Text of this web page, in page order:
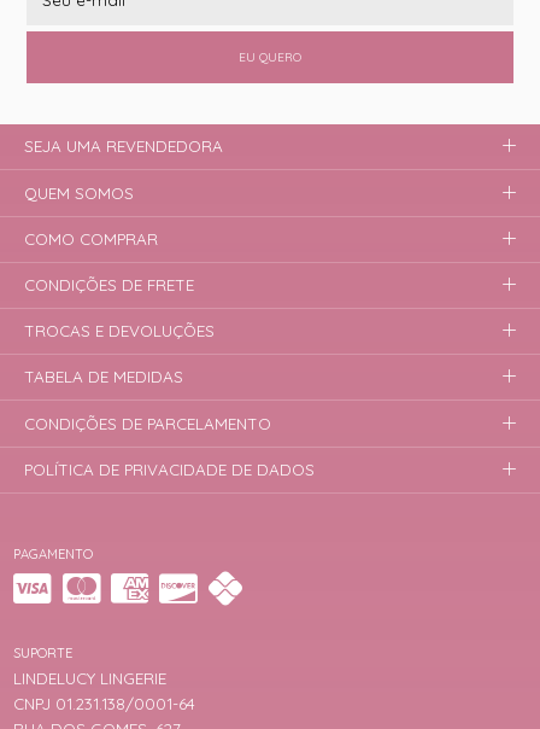
EU QUERO
PAGAMENTO
SUPORTE
LINDELUCY LINGERIE
CNPJ 01.231.138/0001-64
SEJA UMA REVENDEDORA
QUEM SOMOS
COMO COMPRAR
CONDIÇÕES DE FRETE
TROCAS E DEVOLUÇÕES
TABELA DE MEDIDAS
CONDIÇÕES DE PARCELAMENTO
POLÍTICA DE PRIVACIDADE DE DADOS